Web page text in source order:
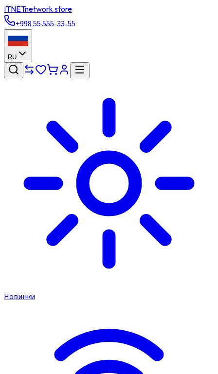
ITNETnetwork store
+998 55 555-33-55
RU
Новинки